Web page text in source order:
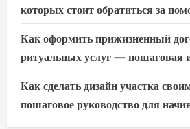
которых стоит обратиться за
Как оформить прижизненный
ритуальных услуг — пошаговая
Как сделать дизайн участка
пошаговое руководство для